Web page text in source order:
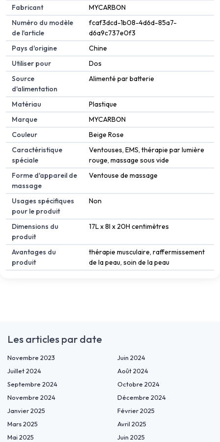
Fabricant
MYCARBON
Numéro du modèle
de l'article
fcaf3dcd-1b08-4d6d-85a7-
d6a9c737e0f3
Pays d'origine
Chine
Utiliser pour
Dos
Source
d'alimentation
Alimenté par batterie
Matériau
Plastique
Marque
MYCARBON
Couleur
Beige Rose
Caractéristique
spéciale
Ventouses, EMS, thérapie par lumière
rouge, massage sous vide
Forme d'appareil de
massage
Ventouse de massage
Usages spécifiques
pour le produit
Non
Dimensions du
produit
17L x 8l x 20H centimètres
Avantages du
produit
thérapie musculaire, raffermissement
de la peau, soin de la peau
Les articles par date
Novembre 2023
Juin 2024
Juillet 2024
Août 2024
Septembre 2024
Octobre 2024
Novembre 2024
Décembre 2024
Janvier 2025
Février 2025
Mars 2025
Avril 2025
Mai 2025
Juin 2025